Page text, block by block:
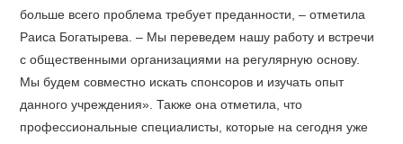
больше всего проблема требует преданности, – отметила
Раиса Богатырева. – Мы переведем нашу работу и встречи
с общественными организациями на регулярную основу.
Мы будем совместно искать спонсоров и изучать опыт
данного учреждения». Также она отметила, что
профессиональные специалисты, которые на сегодня уже